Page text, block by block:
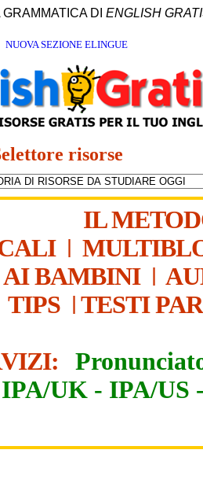
GRAMMATICA DI ENGLISH
NUOVA SEZIONE ELINGUE
risorse
IL
|
AI BAMBINI|
TIPS | TESTI
UK - IPA/US